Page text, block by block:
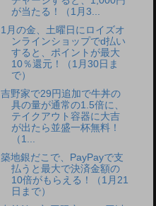
が当たる！（1月3...
1月の金、土曜日にロイズオ
ンラインショップでd払い
すると、ポイントが最大
10％還元！（1月30日ま
で）
吉野家で29円追加で牛丼の
具の量が通常の1.5倍に、
テイクアウト容器に大吉
が出たら並盛一杯無料！
（1...
築地銀だこで、PayPayで支
払うと最大で決済金額の
10倍がもらえる！（1月21
日まで）